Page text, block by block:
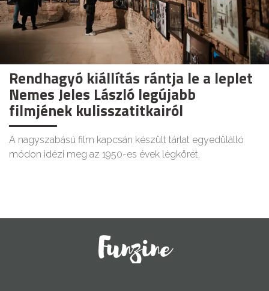
Rendhagyó kiállítás rántja le a leplet
Nemes Jeles László legújabb
filmjének kulisszatitkairól
A nagyszabású film kapcsán készült tárlat egyedülálló
módon idézi meg az 1950-es évek légkörét.